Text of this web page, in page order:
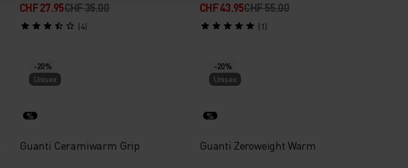
CHF 27.95CHF 35.00
(4)
CHF 43.95CHF 55.00
(1)
-20%
Unisex
%
Guanti Ceramiwarm Grip
-20%
Unisex
%
Guanti Zeroweight Warm